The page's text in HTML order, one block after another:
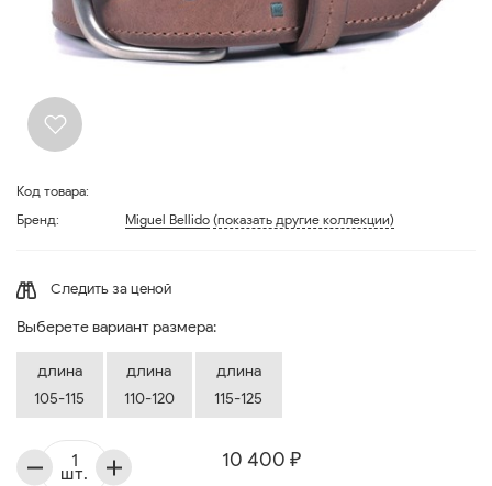
Код товара:
Бренд:
Miguel Bellido (показать другие коллекции)
Следить за ценой
Выберете вариант размера:
длина
105-115
длина
110-120
длина
115-125
10 400 ₽
шт.